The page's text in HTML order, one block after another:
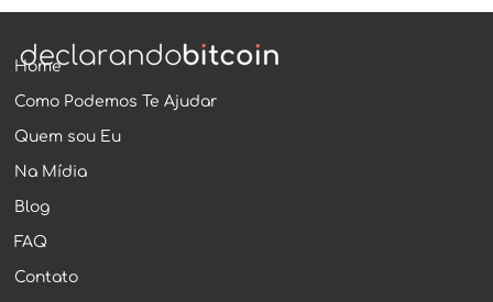
Falei”
Home
Como Podemos Te Ajudar
Quem sou Eu
Na Mídia
Blog
FAQ
Contato